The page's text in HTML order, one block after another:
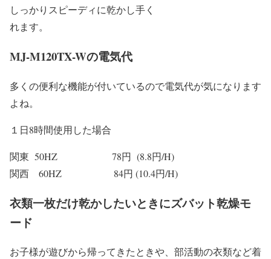
しっかりスピーディに乾かし手く
れます。
MJ-M120TX-Wの電気代
多くの便利な機能が付いているので電気代が気になります
よね。
１日8時間使用した場合
関東 50HZ 78円 (8.8円/H)
関西 60HZ 84円 (10.4円/H)
衣類一枚だけ乾かしたいときにズバット乾燥モ
ード
お子様が遊びから帰ってきたときや、部活動の衣類など着